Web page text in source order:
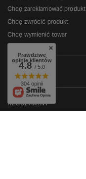
Chcę zareklamować produkt
Chcę zwrócić produkt
Chcę wymienić towar
KONTO
REGULAMINY
Prawdziwe
opinie klientów
4.8/ 5.0
304 opinii